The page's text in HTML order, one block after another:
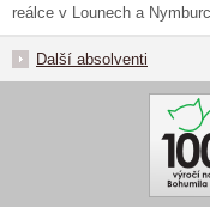
reálce v Lounech a
Další absolventi